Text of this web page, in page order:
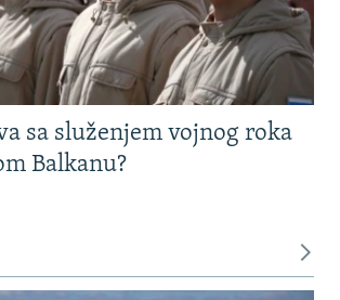
sa služenjem vojnog roka
Balkanu?